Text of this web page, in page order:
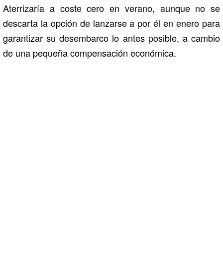
Aterrizaría a coste cero en verano, aunque no se
descarta la opción de lanzarse a por él en enero para
garantizar su desembarco lo antes posible, a cambio
de una pequeña compensación económica.